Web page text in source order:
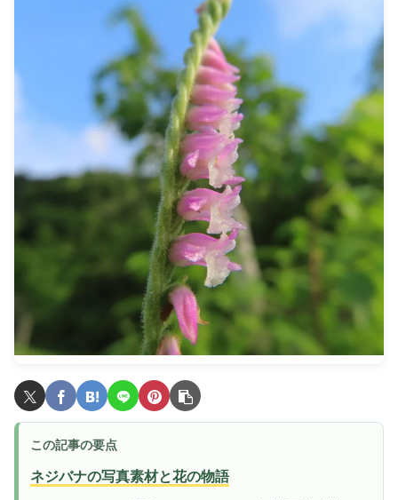
この記事の要点
ネジバナの写真素材と花の物語